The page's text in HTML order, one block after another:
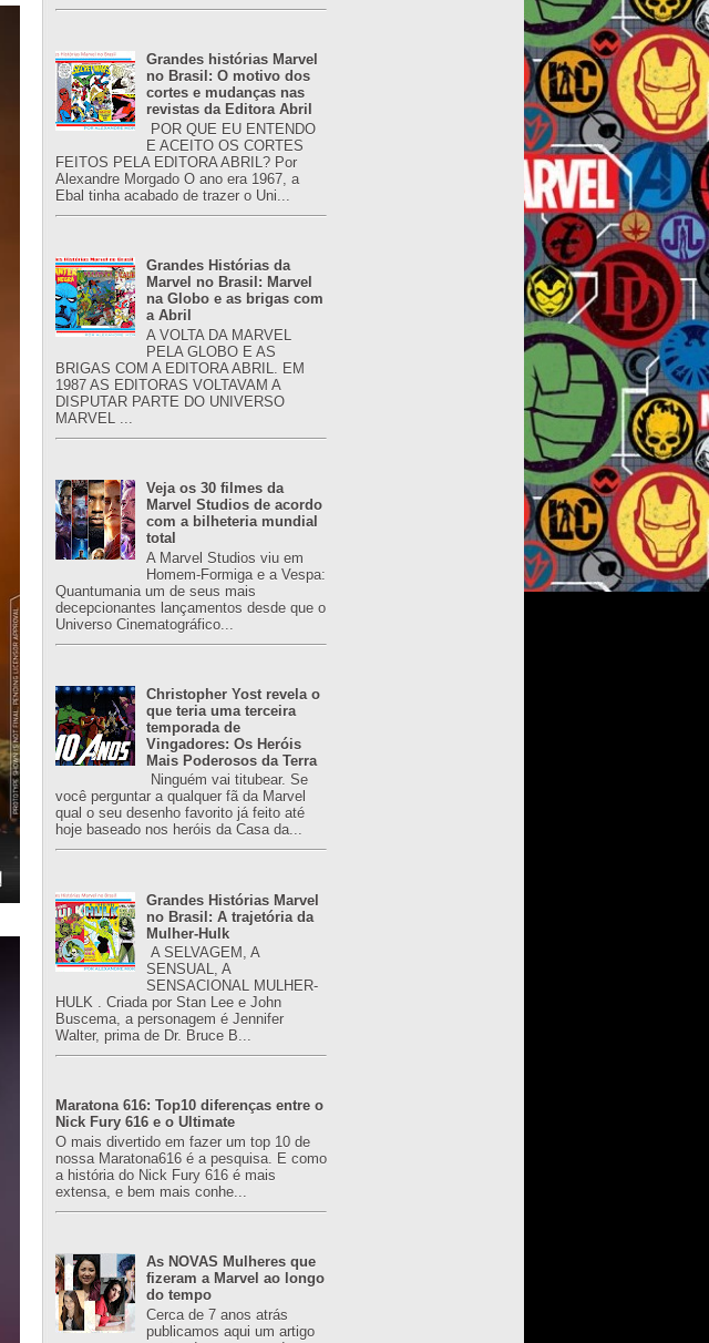
Grandes histórias Marvel
no Brasil: O motivo dos
cortes e mudanças nas
revistas da Editora Abril
POR QUE EU ENTENDO
E ACEITO OS CORTES
FEITOS PELA EDITORA ABRIL? Por
Alexandre Morgado O ano era 1967, a
Ebal tinha acabado de trazer o Uni...
Grandes Histórias da
Marvel no Brasil: Marvel
na Globo e as brigas com
a Abril
A VOLTA DA MARVEL
PELA GLOBO E AS
BRIGAS COM A EDITORA ABRIL. EM
1987 AS EDITORAS VOLTAVAM A
DISPUTAR PARTE DO UNIVERSO
MARVEL ...
Veja os 30 filmes da
Marvel Studios de acordo
com a bilheteria mundial
total
A Marvel Studios viu em
Homem-Formiga e a Vespa:
Quantumania um de seus mais
decepcionantes lançamentos desde que o
Universo Cinematográfico...
Christopher Yost revela o
que teria uma terceira
temporada de
Vingadores: Os Heróis
Mais Poderosos da Terra
Ninguém vai titubear. Se
você perguntar a qualquer fã da Marvel
qual o seu desenho favorito já feito até
hoje baseado nos heróis da Casa da...
Grandes Histórias Marvel
no Brasil: A trajetória da
Mulher-Hulk
A SELVAGEM, A
SENSUAL, A
SENSACIONAL MULHER-
HULK . Criada por Stan Lee e John
Buscema, a personagem é Jennifer
Walter, prima de Dr. Bruce B...
Maratona 616: Top10 diferenças entre o
Nick Fury 616 e o Ultimate
O mais divertido em fazer um top 10 de
nossa Maratona616 é a pesquisa. E como
a história do Nick Fury 616 é mais
extensa, e bem mais conhe...
As NOVAS Mulheres que
fizeram a Marvel ao longo
do tempo
Cerca de 7 anos atrás
publicamos aqui um artigo